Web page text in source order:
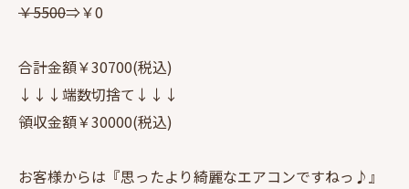
￥5500⇒￥0
合計金額￥30700(税込)
↓↓↓端数切捨て↓↓↓
領収金額￥30000(税込)
お客様からは『思ったより綺麗なエアコンですねっ♪』